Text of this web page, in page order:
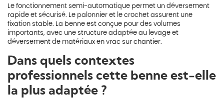
Le fonctionnement semi-automatique permet un déversement
rapide et sécurisé. Le palonnier et le crochet assurent une
fixation stable. La benne est conçue pour des volumes
importants, avec une structure adaptée au levage et
déversement de matériaux en vrac sur chantier.
Dans quels contextes
professionnels cette benne est-elle
la plus adaptée ?